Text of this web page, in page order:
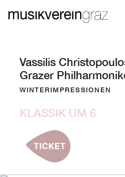
Vassilis
Grazer
WINTERIMPRESSIONEN
KLASSIK UM 6